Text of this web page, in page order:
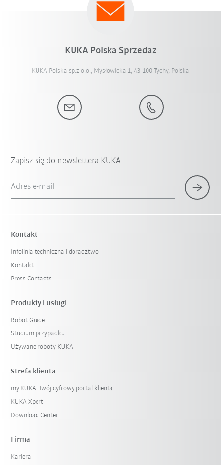
KUKA Polska Sprzedaż
KUKA Polska sp.z o.o., Mysłowicka 1, 43-100 Tychy, Polska
Zapisz się do newslettera KUKA
Adres e-mail
Kontakt
Infolinia techniczna i doradztwo
Kontakt
Press Contacts
Produkty i usługi
Robot Guide
Studium przypadku
Używane roboty KUKA
Strefa klienta
my.KUKA: Twój cyfrowy portal klienta
KUKA Xpert
Download Center
Firma
Kariera